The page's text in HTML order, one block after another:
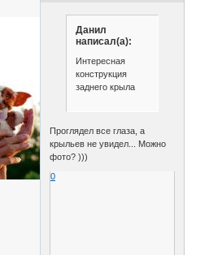
Данил
написал(а):
Интересная
конструкция
заднего крыла
Проглядел все глаза, а
крыльев не увидел... Можно
фото? )))
0